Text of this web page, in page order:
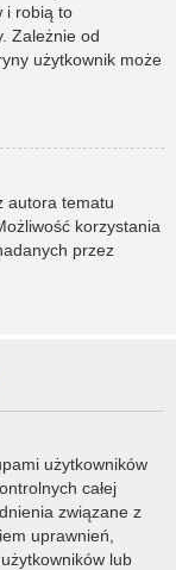
i robią to
Zależnie od
użytkownik może
autora tematu
korzystania
przez
użytkowników
całej
związane z
uprawnień,
lub